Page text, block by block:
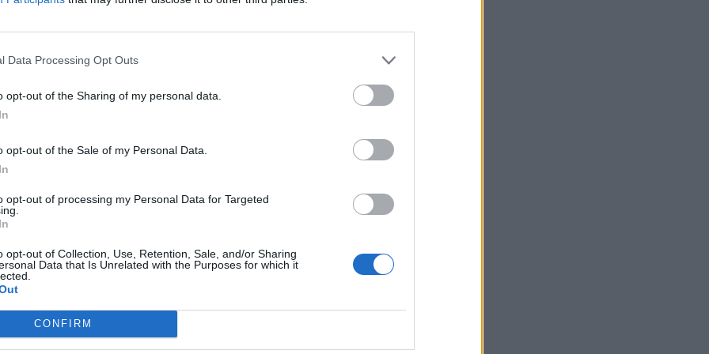
Data Processing Opt Outs
opt-out of the Sharing of my personal data.
opt-out of the Sale of my Personal Data.
opt-out of processing my Personal Data for Targeted
opt-out of Collection, Use, Retention, Sale, and/or Sharing
Data that Is Unrelated with the Purposes for which it
CONFIRM
portfolio.hu hírarchívumához tartozik, melynek olvasása előfizetéses
tartalmazza:
cikkarchívum
Előfizetés